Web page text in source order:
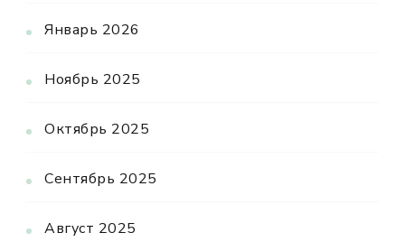
Январь 2026
Ноябрь 2025
Октябрь 2025
Сентябрь 2025
Август 2025